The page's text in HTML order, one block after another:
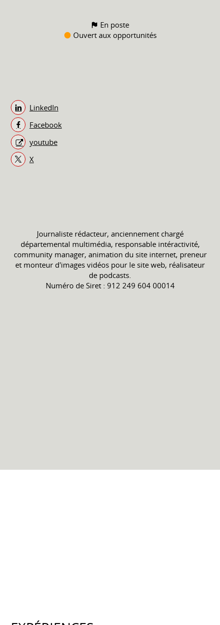
En poste
Ouvert aux opportunités
LinkedIn
Facebook
youtube
X
Journaliste rédacteur, anciennement chargé
départemental multimédia, responsable intéractivité,
community manager, animation du site internet, preneur
et monteur d'images vidéos pour le site web, réalisateur
de podcasts.
Numéro de Siret : 912 249 604 00014